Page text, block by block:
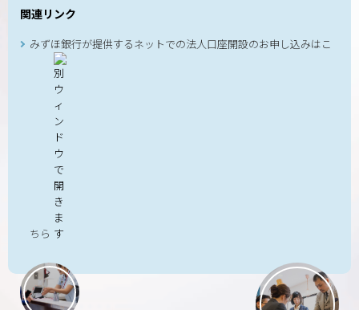
関連リンク
みずほ銀行が提供するネットでの法人口座開設のお申し込みはこ
ちら